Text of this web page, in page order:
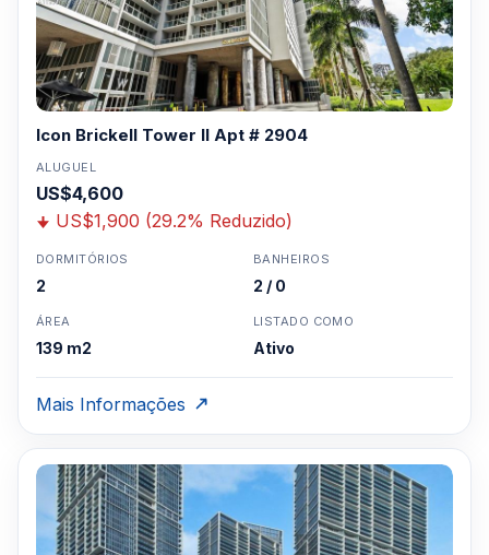
Icon Brickell Tower II Apt # 2904
ALUGUEL
US$4,600
US$1,900 (29.2% Reduzido)
DORMITÓRIOS
2
BANHEIROS
2 / 0
ÁREA
139 m2
LISTADO COMO
Ativo
Mais Informações